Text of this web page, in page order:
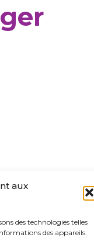
aux
des technologies telles
des appareils.
servant à